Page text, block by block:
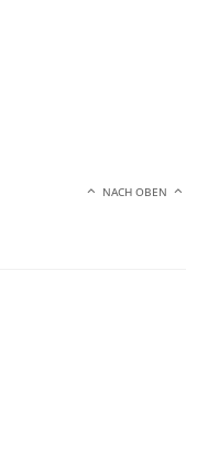
NACH OBEN